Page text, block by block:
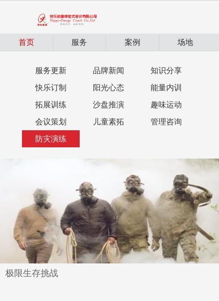
首页 服务 案例 场地
服务更新 品牌新闻 知识分享
快乐订制 阳光心态 能量内训
拓展训练 沙盘推演 趣味运动
会议策划 儿童素拓 管理咨询
防灾演练
极限生存挑战